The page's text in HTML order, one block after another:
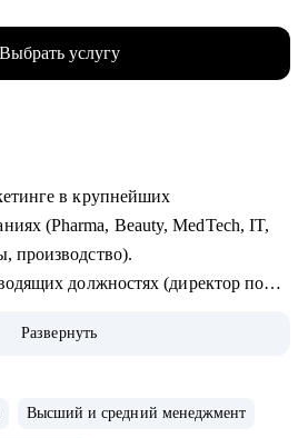
Выбрать услугу
в крупнейших
(Pharma, Beauty, MedTech, IT,
производство).
должностях (директор по
в стратегическом планировании,
продуктов и направлений,
Опыт привлечения
Развернуть
Высший и средний менеджмент